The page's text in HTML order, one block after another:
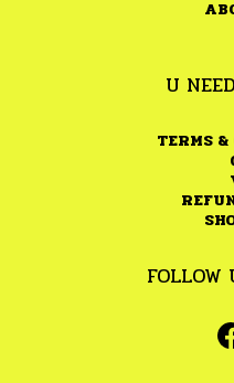
U
TERMS
FOLLOW